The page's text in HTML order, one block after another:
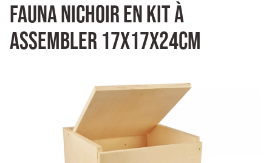
Fauna nichoir en kit à
assembler 17x17x24cm